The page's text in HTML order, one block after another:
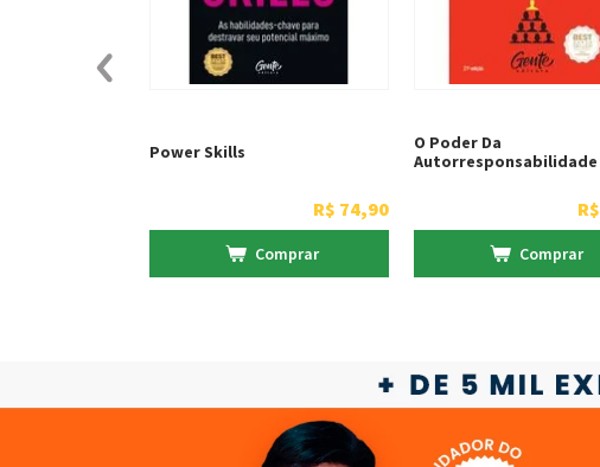
Power Skills
R$ 74,90
Comprar
O Poder Da
Autorresponsabilidade
R$
Comprar